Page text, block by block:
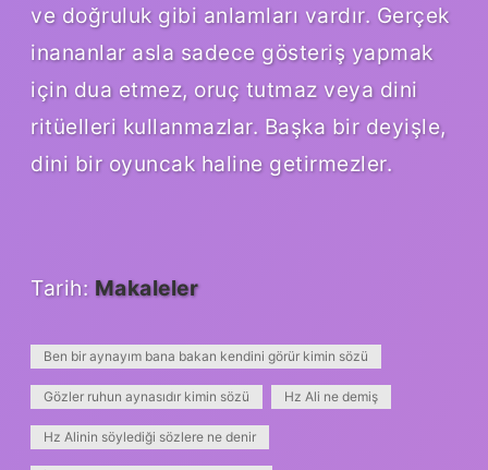
ve doğruluk gibi anlamları vardır. Gerçek
inananlar asla sadece gösteriş yapmak
için dua etmez, oruç tutmaz veya dini
ritüelleri kullanmazlar. Başka bir deyişle,
dini bir oyuncak haline getirmezler.
Tarih: Makaleler
Ben bir aynayım bana bakan kendini görür kimin sözü
Gözler ruhun aynasıdır kimin sözü Hz Ali ne demiş
Hz Alinin söylediği sözlere ne denir